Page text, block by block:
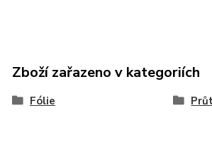
Zboží zařazeno v kategoriích
Fólie